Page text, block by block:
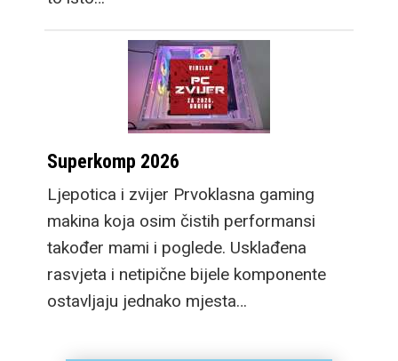
Superkomp 2026
Ljepotica i zvijer Prvoklasna gaming
makina koja osim čistih performansi
također mami i poglede. Usklađena
rasvjeta i netipične bijele komponente
ostavljaju jednako mjesta…